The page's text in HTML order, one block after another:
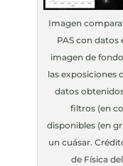
Imagen
PAS con datos
imagen de
las exposiciones
datos
filtros (en
disponibles (en
un cuásar.
de Física